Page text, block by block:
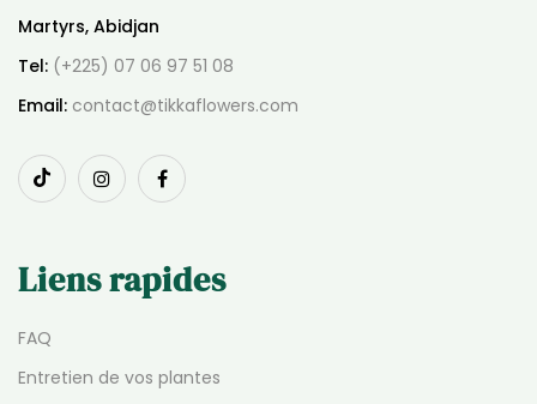
Martyrs, Abidjan
Tel: (+225) 07 06 97 51 08
Email: contact@tikkaflowers.com
Liens rapides
FAQ
Entretien de vos plantes